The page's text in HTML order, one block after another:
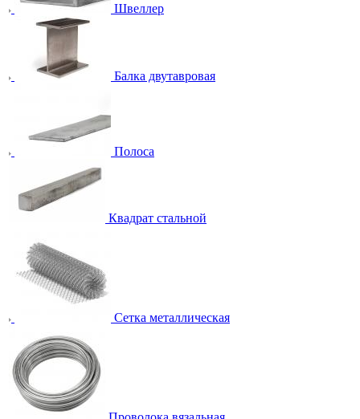
Швеллер
Балка двутавровая
Полоса
Квадрат стальной
Сетка металлическая